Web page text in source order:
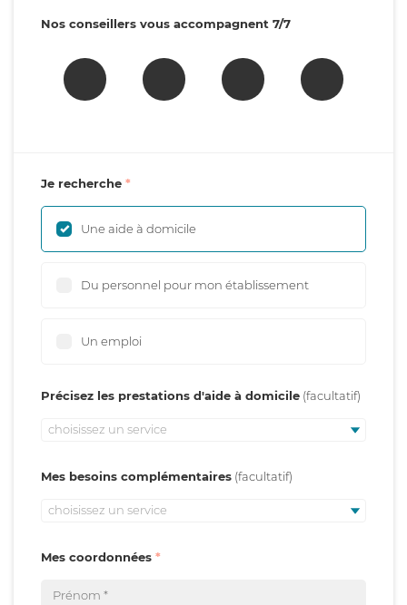
Nos conseillers vous accompagnent 7/7
Je recherche
Une aide à domicile
Du personnel pour mon établissement
Un emploi
Précisez les prestations d'aide à domicile
choisissez un service
Mes besoins complémentaires
choisissez un service
Mes coordonnées